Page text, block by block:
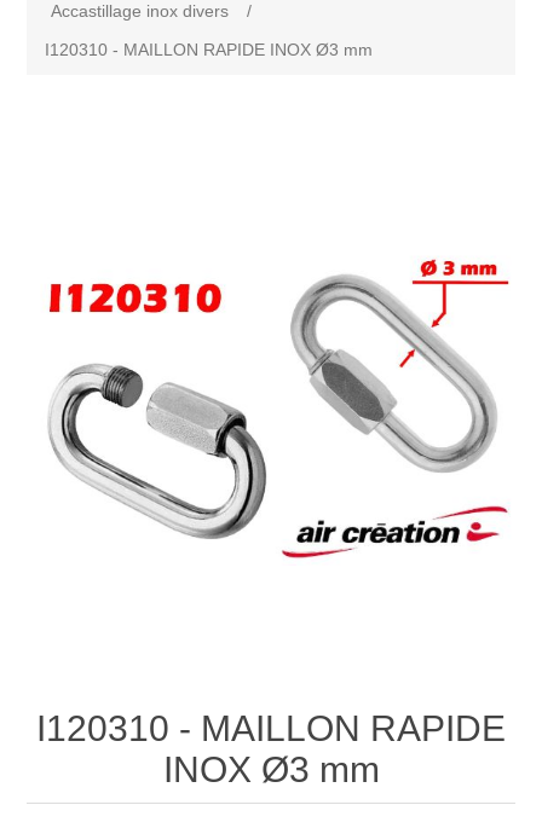
Accastillage inox divers
/
I120310 - MAILLON RAPIDE INOX Ø3 mm
I120310 - MAILLON RAPIDE
INOX Ø3 mm